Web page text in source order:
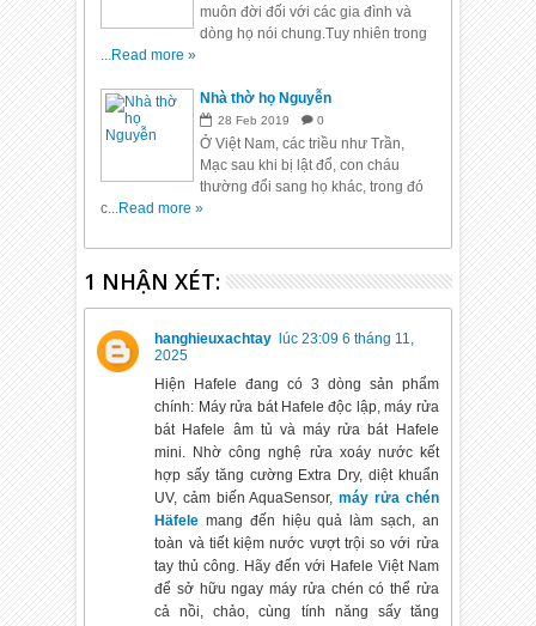
muôn đời đối với các gia đình và
dòng họ nói chung.Tuy nhiên trong
...Read more »
Nhà thờ họ Nguyễn
28 Feb 2019 0
Ở Việt Nam, các triều như Trần,
Mạc sau khi bị lật đổ, con cháu
thường đổi sang họ khác, trong đó
c...Read more »
1 NHẬN XÉT:
hanghieuxachtay
lúc 23:09 6 tháng 11,
2025
Hiện Hafele đang có 3 dòng sản phẩm
chính: Máy rửa bát Hafele độc lập, máy rửa
bát Hafele âm tủ và máy rửa bát Hafele
mini. Nhờ công nghệ rửa xoáy nước kết
hợp sấy tăng cường Extra Dry, diệt khuẩn
UV, cảm biến AquaSensor,máy rửa chén
Häfele mang đến hiệu quả làm sạch, an
toàn và tiết kiệm nước vượt trội so với rửa
tay thủ công. Hãy đến với Hafele Việt Nam
để sở hữu ngay máy rửa chén có thể rửa
cả nồi, chảo, cùng tính năng sấy tăng